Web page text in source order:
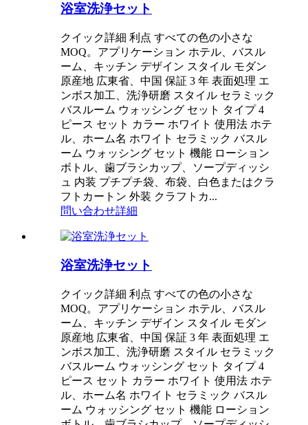
浴室洗浄セット
クイック詳細 利点 すべての色の小さな
MOQ。アプリケーション ホテル、バスル
ーム、キッチン デザイン スタイル モダン
原産地 広東省、中国 保証 3 年 表面処理 エ
ンボス加工、洗浄研磨 スタイル セラミック
バスルーム ウォッシング セット タイプ 4
ピース セット カラー ホワイト 使用法 ホテ
ル、ホーム名 ホワイト セラミック バスル
ーム ウォッシング セット 機能 ローション
ボトル、歯ブラシカップ、ソープディッシ
ュ 内装 プチプチ袋、布袋、白色またはクラ
フトカートン 外装 クラフトカ...
問い合わせ詳細
浴室洗浄セット
クイック詳細 利点 すべての色の小さな
MOQ。アプリケーション ホテル、バスル
ーム、キッチン デザイン スタイル モダン
原産地 広東省、中国 保証 3 年 表面処理 エ
ンボス加工、洗浄研磨 スタイル セラミック
バスルーム ウォッシング セット タイプ 4
ピース セット カラー ホワイト 使用法 ホテ
ル、ホーム名 ホワイト セラミック バスル
ーム ウォッシング セット 機能 ローション